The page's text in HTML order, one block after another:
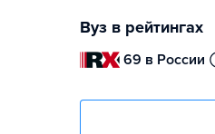
Вуз в рейтингах
69 в России